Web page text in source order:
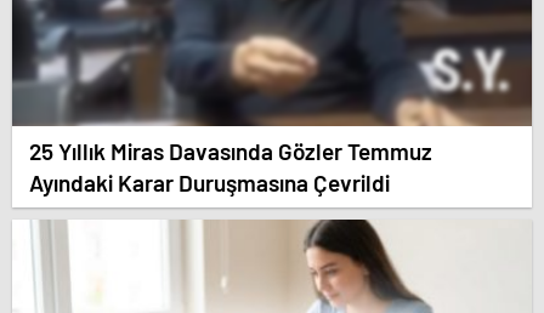
25 Yıllık Miras Davasında Gözler Temmuz
Ayındaki Karar Duruşmasına Çevrildi